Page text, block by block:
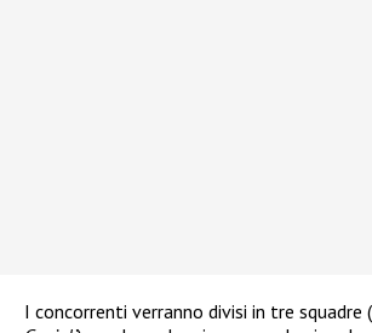
I concorrenti verranno divisi in tre squadre (